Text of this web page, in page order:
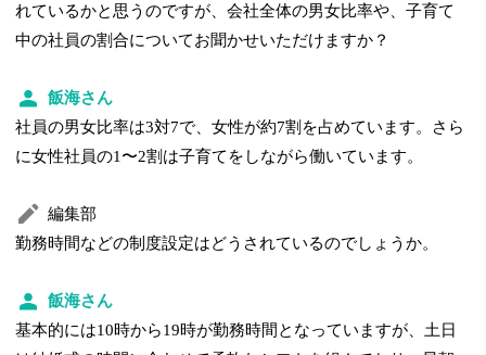
れているかと思うのですが、会社全体の男女比率や、子育て
中の社員の割合についてお聞かせいただけますか？
飯海さん
社員の男女比率は3対7で、女性が約7割を占めています。さら
に女性社員の1〜2割は子育てをしながら働いています。
編集部
勤務時間などの制度設定はどうされているのでしょうか。
飯海さん
基本的には10時から19時が勤務時間となっていますが、土日